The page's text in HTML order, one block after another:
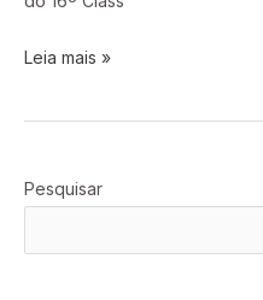
testada
ano
Leia mais »
Pesquisar